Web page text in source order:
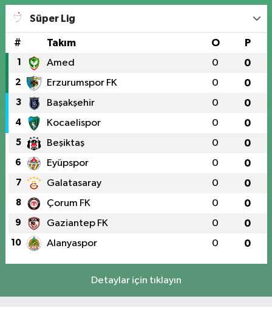
Süper Lig
# Takım O P
1 Amed 0 0
2 Erzurumspor FK 0 0
3 Başakşehir 0 0
4 Kocaelispor 0 0
5 Beşiktaş 0 0
6 Eyüpspor 0 0
7 Galatasaray 0 0
8 Çorum FK 0 0
9 Gaziantep FK 0 0
10 Alanyaspor 0 0
Detaylar için tıklayın